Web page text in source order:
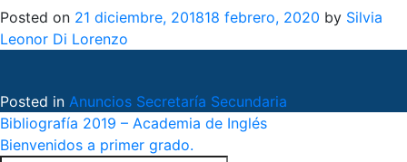
Posted on 21 diciembre, 201818 febrero, 2020 by Silvia
Leonor Di Lorenzo
Posted in Anuncios Secretaría Secundaria
Navegación
Bibliografía 2019 – Academia de Inglés
Bienvenidos a primer grado.